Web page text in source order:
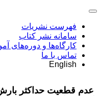
فهرست نشریات
سامانه نشر کتاب
کارگاه‌ها و دوره‌های
تماس با ما
English
عدم قطعیت حداکثر